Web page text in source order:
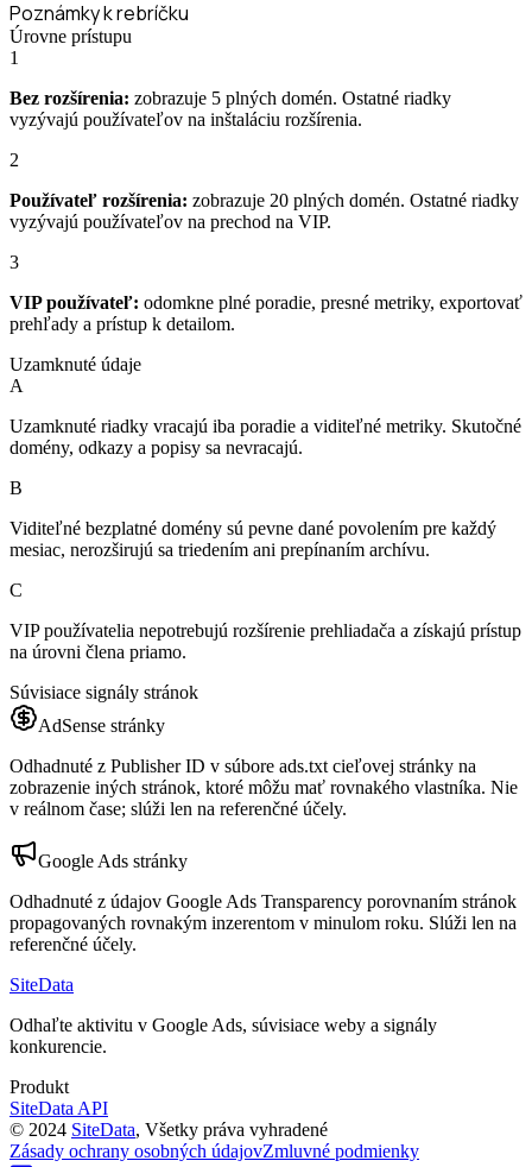
Poznámky k rebríčku
Úrovne prístupu
1
Bez rozšírenia: zobrazuje 5 plných domén. Ostatné riadky
vyzývajú používateľov na inštaláciu rozšírenia.
2
Používateľ rozšírenia: zobrazuje 20 plných domén. Ostatné riadky
vyzývajú používateľov na prechod na VIP.
3
VIP používateľ: odomkne plné poradie, presné metriky, exportovať
prehľady a prístup k detailom.
Uzamknuté údaje
A
Uzamknuté riadky vracajú iba poradie a viditeľné metriky. Skutočné
domény, odkazy a popisy sa nevracajú.
B
Viditeľné bezplatné domény sú pevne dané povolením pre každý
mesiac, nerozširujú sa triedením ani prepínaním archívu.
C
VIP používatelia nepotrebujú rozšírenie prehliadača a získajú prístup
na úrovni člena priamo.
Súvisiace signály stránok
AdSense stránky
Odhadnuté z Publisher ID v súbore ads.txt cieľovej stránky na
zobrazenie iných stránok, ktoré môžu mať rovnakého vlastníka. Nie
v reálnom čase; slúži len na referenčné účely.
Google Ads stránky
Odhadnuté z údajov Google Ads Transparency porovnaním stránok
propagovaných rovnakým inzerentom v minulom roku. Slúži len na
referenčné účely.
SiteData
Odhaľte aktivitu v Google Ads, súvisiace weby a signály
konkurencie.
Produkt
SiteData API
© 2024 SiteData, Všetky práva vyhradené
Zásady ochrany osobných údajovZmluvné podmienky